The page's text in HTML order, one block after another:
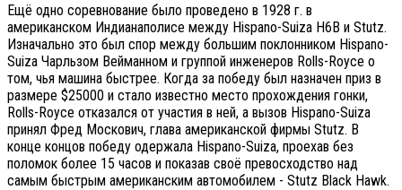
Ещё одно соревнование было проведено в 1928 г. в
американском Индианаполисе между Hispano-Suiza H6B и Stutz.
Изначально это был спор между большим поклонником Hispano-
Suiza Чарльзом Вейманном и группой инженеров Rolls-Royce о
том, чья машина быстрее. Когда за победу был назначен приз в
размере $25000 и стало известно место прохождения гонки,
Rolls-Royce отказался от участия в ней, а вызов Hispano-Suiza
принял Фред Москович, глава американской фирмы Stutz. В
конце концов победу одержала Hispano-Suiza, проехав без
поломок более 15 часов и показав своё превосходство над
самым быстрым американским автомобилем - Stutz Black Hawk.